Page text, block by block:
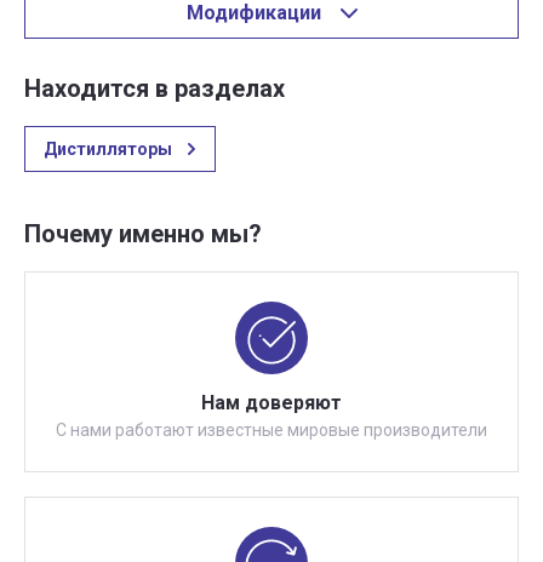
Модификации
Находится в разделах
Дистилляторы
Почему именно мы?
Нам доверяют
С нами работают известные мировые производители